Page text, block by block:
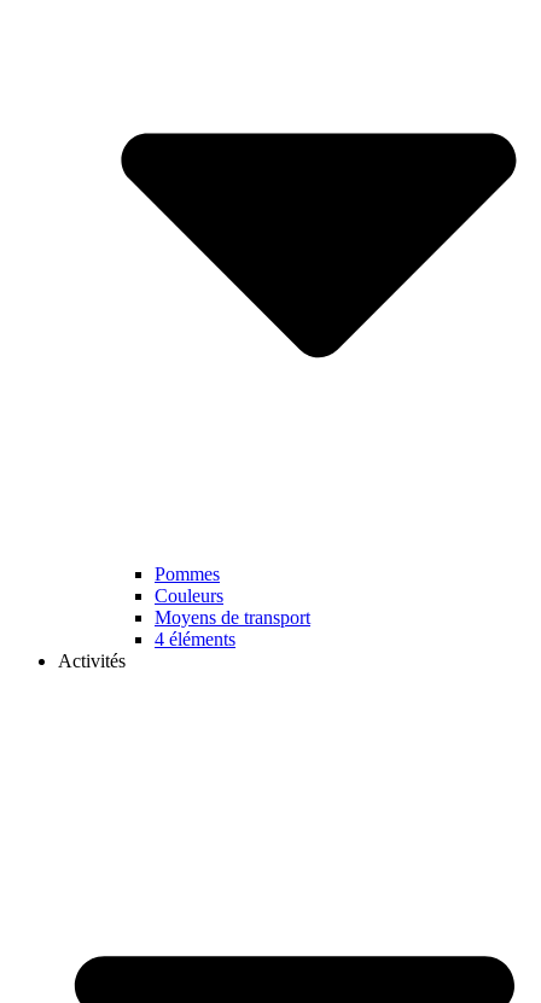
Pommes
Couleurs
Moyens de transport
4 éléments
Activités